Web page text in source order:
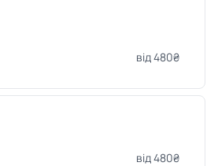
від 480₴
від 480₴